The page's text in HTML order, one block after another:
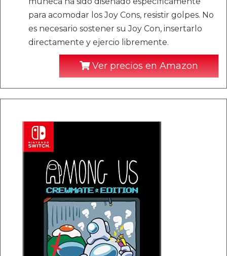
para acomodar los Joy Cons, resistir golpes. No
es necesario sostener su Joy Con, insertarlo
directamente y ejercio libremente.
Ver precios en Amazon